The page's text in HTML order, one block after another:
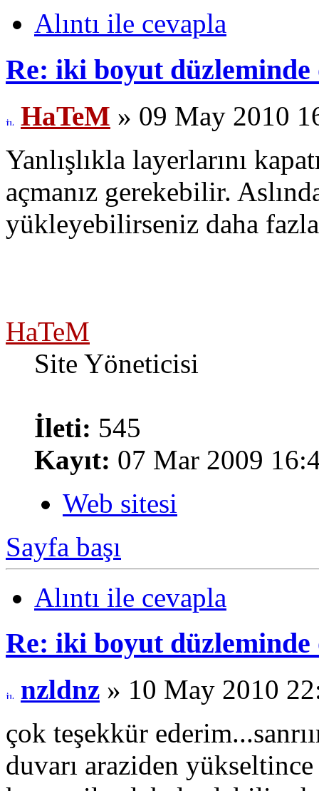
Alıntı ile cevapla
Re: iki boyut
HaTeM » 09 May 2010
Yanlışlıkla layerlarını
açmanız gerekebilir.
yükleyebilirseniz daha
HaTeM
Site Yöneticisi
İleti: 545
Kayıt: 07 Mar 2009
Web sitesi
Sayfa başı
Alıntı ile cevapla
Re: iki boyut
nzldnz » 10 May 2010
çok teşekkür
duvarı araziden